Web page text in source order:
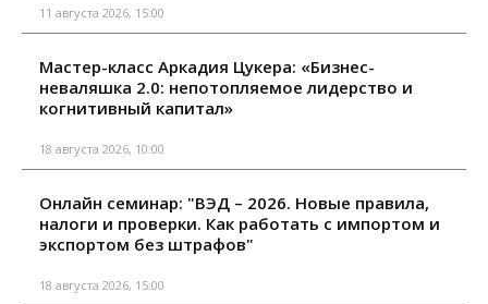
11 августа 2026, 15:00
Мастер-класс Аркадия Цукера: «Бизнес-
неваляшка 2.0: непотопляемое лидерство и
когнитивный капитал»
18 августа 2026, 10:00
Онлайн семинар: "ВЭД – 2026. Новые правила,
налоги и проверки. Как работать с импортом и
экспортом без штрафов"
18 августа 2026, 15:00